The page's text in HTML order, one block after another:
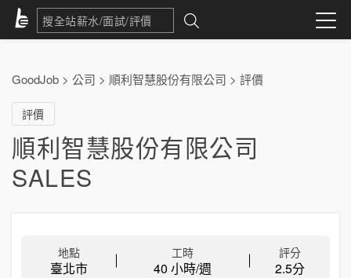
GoodJob > 公司 > 順利智慧股份有限公司 > 評價
評價
順利智慧股份有限公司
SALES
地點
臺北市
工時
40 小時/週
評分
2.5分